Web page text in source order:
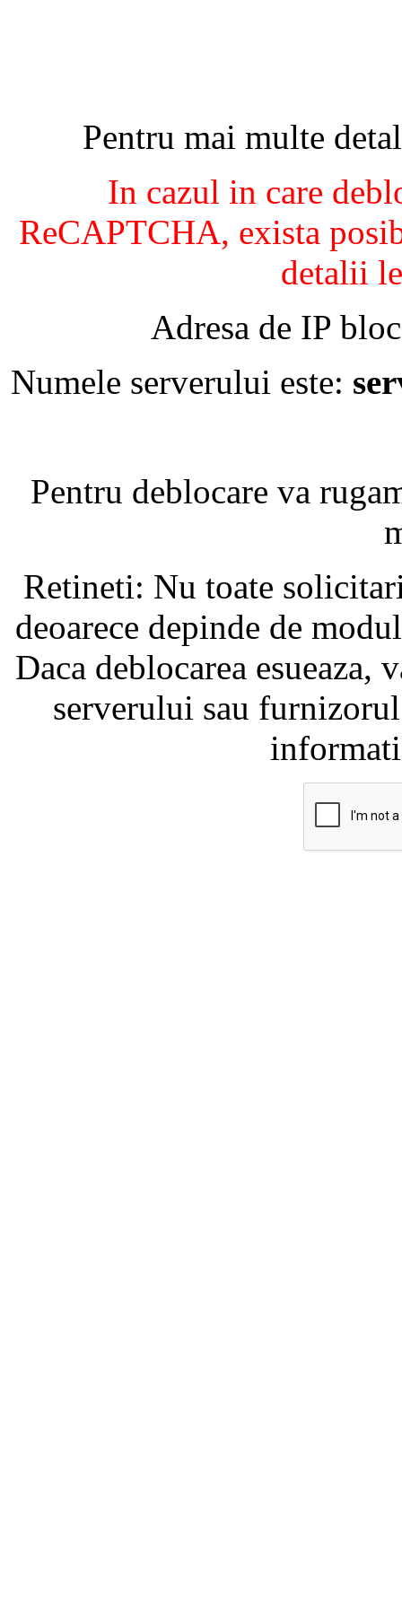
Pentru mai multe
In cazul in care
ReCAPTCHA, exista
detalii
Adresa de IP
Numele serverului este:
Pentru deblocare va
Retineti: Nu toate
deoarece depinde de
Daca deblocarea
serverului sau